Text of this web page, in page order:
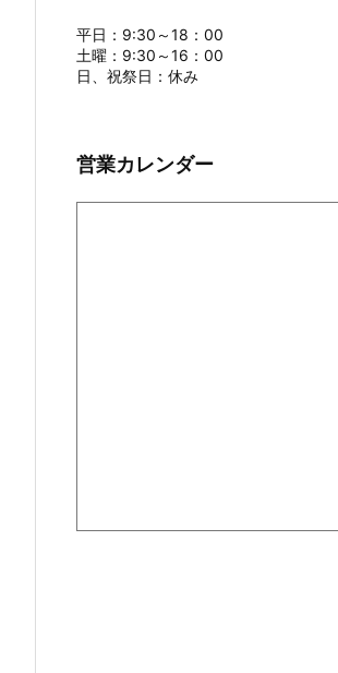
平日：9:30～18：00
土曜：9:30～16：00
日、祝祭日：休み
営業カレンダー